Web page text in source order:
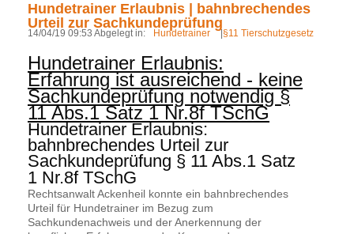
Hundetrainer Erlaubnis | bahnbrechendes
Urteil zur Sachkundeprüfung
14/04/19 09:53 Abgelegt in: Hundetrainer |§11 Tierschutzgesetz
Hundetrainer Erlaubnis:
Erfahrung ist ausreichend - keine
Sachkundeprüfung notwendig §
11 Abs.1 Satz 1 Nr.8f TSchG
Hundetrainer Erlaubnis:
bahnbrechendes Urteil zur
Sachkundeprüfung § 11 Abs.1 Satz
1 Nr.8f TSchG
Rechtsanwalt Ackenheil konnte ein bahnbrechendes
Urteil für Hundetrainer im Bezug zum
Sachkundenachweis und der Anerkennung der